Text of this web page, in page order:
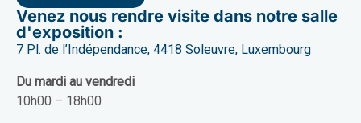
Venez nous rendre visite dans notre salle
d'exposition :
7 Pl. de l’Indépendance, 4418 Soleuvre, Luxembourg
Du mardi au vendredi
10h00 – 18h00